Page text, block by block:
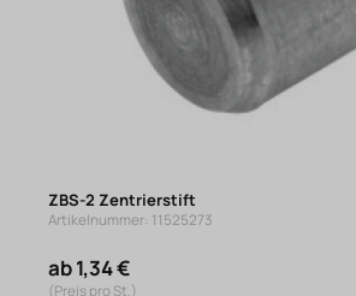
ZBS-2 Zentrierstift
Artikelnummer: 11525273
ab 1,34 €
(Preis pro St.)